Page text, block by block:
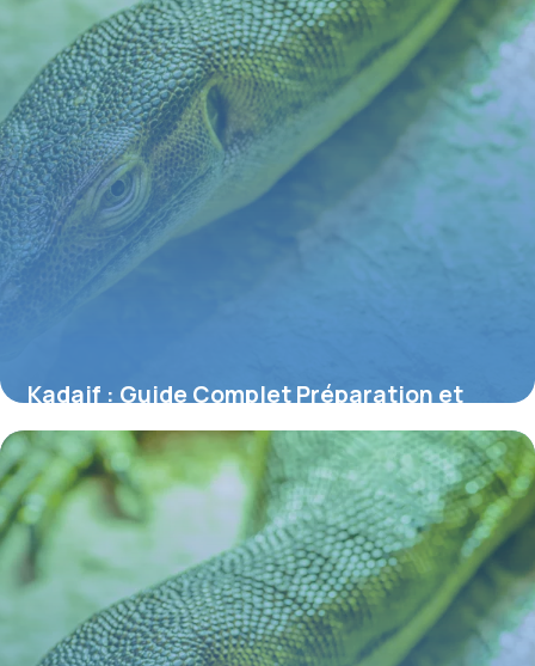
Kadaif : Guide Complet Préparation et
Astuces
2 juillet 2026